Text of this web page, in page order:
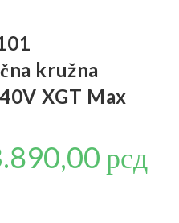
kružna
XGT Max
рсд.
рсдje: